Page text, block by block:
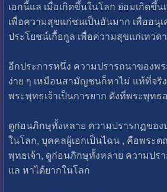
เอกนี้แล เมื่อเกิดขึ้นในโลก ย่อมเกิดขึ้น
เพื่อความสุขแก่ชนเป็นอันมาก เพื่ออนุ
ประโยชน์เกื้อกูล เพื่อความสุขแก่เทว
อีกประการหนึ่ง ความปรารถนาของพ
ง่าย ๆ เหมือนสามัญชนก็หาไม่ แท้ที่จริ
พระพุทธเจ้าเป็นการยาก ดังที่พระพุทธ
ดูก่อนภิกษุทั้งหลาย ความปรารกฏของ
ในโลก, บุคคลผู้เอกเป็นไฉน , คือพระ
พุทธเจ้า, ดูก่อนภิกษุทั้งหลาย ความปร
แล หาได้ยากในโลก